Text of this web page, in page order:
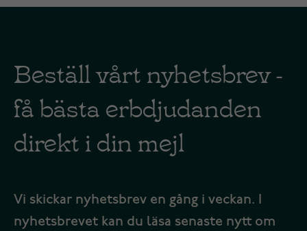
Beställ vårt nyhetsbrev -
få bästa erbdjudanden
direkt i din mejl
Vi skickar nyhetsbrev en gång i veckan. I
nyhetsbrevet kan du läsa senaste nytt om